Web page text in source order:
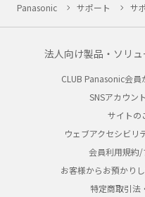
Panasonic サポート サ
法人向け製品・ソリ
CLUB Panasonic会
SNSアカウン
サイトの
ウェブアクセシビリ
会員利用規約/
お客様からお預かり
特定商取引法